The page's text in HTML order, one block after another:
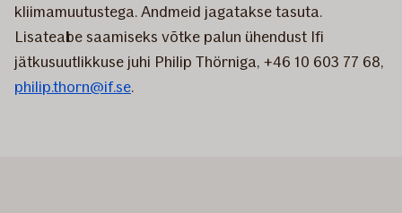
kliimamuutustega. Andmeid jagatakse tasuta.
Lisateabe saamiseks võtke palun ühendust Ifi
jätkusuutlikkuse juhi Philip Thörniga, +46 10 603 77 68,
philip.thorn@if.se.